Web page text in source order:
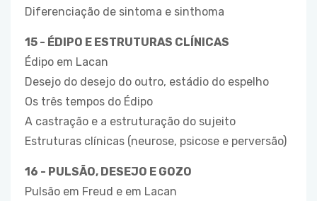
Diferenciação de sintoma e sinthoma
15 - ÉDIPO E ESTRUTURAS CLÍNICAS
Édipo em Lacan
Desejo do desejo do outro, estádio do espelho
Os três tempos do Édipo
A castração e a estruturação do sujeito
Estruturas clínicas (neurose, psicose e perversão)
16 - PULSÃO, DESEJO E GOZO
Pulsão em Freud e em Lacan